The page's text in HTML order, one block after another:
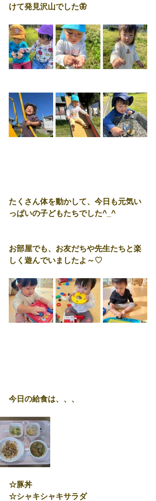
けて発見沢山でした🦋
たくさん体を動かして、今日も元気い
っぱいの子どもたちでした^_^
お部屋でも、お友だちや先生たちと楽
しく遊んでいましたよ～♡
今日の給食は、、、
☆豚丼
☆シャキシャキサラダ